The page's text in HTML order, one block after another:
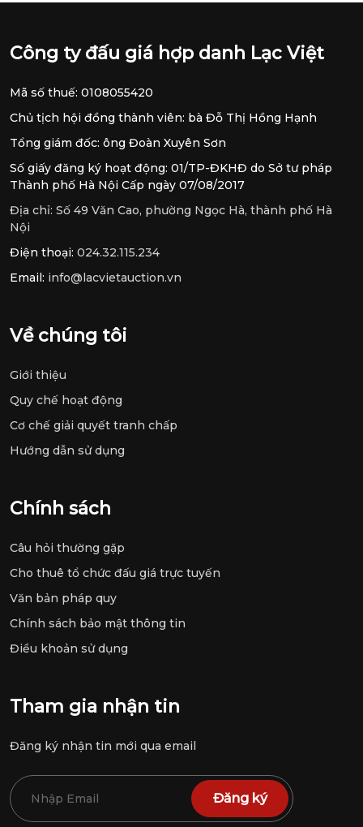
Công ty đấu giá hợp danh Lạc Việt
Mã số thuế: 0108055420
Chủ tịch hội đồng thành viên: bà Đỗ Thị Hồng Hạnh
Tổng giám đốc: ông Đoàn Xuyên Sơn
Số giấy đăng ký hoạt động: 01/TP-ĐKHĐ do Sở tư pháp
Thành phố Hà Nội Cấp ngày 07/08/2017
Địa chỉ: Số 49 Văn Cao, phường Ngọc Hà, thành phố Hà
Nội
Điện thoại: 024.32.115.234
Email: info@lacvietauction.vn
Về chúng tôi
Giới thiệu
Quy chế hoạt động
Cơ chế giải quyết tranh chấp
Hướng dẫn sử dụng
Chính sách
Câu hỏi thường gặp
Cho thuê tổ chức đấu giá trực tuyến
Văn bản pháp quy
Chính sách bảo mật thông tin
Điều khoản sử dụng
Tham gia nhận tin
Đăng ký nhận tin mới qua email
Đăng ký